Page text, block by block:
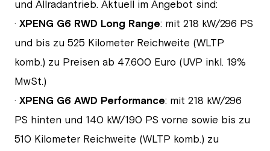
und Allradantrieb. Aktuell im Angebot sind:
· XPENG G6 RWD Long Range: mit 218 kW/296 PS
und bis zu 525 Kilometer Reichweite (WLTP
komb.) zu Preisen ab 47.600 Euro (UVP inkl. 19%
MwSt.)
· XPENG G6 AWD Performance: mit 218 kW/296
PS hinten und 140 kW/190 PS vorne sowie bis zu
510 Kilometer Reichweite (WLTP komb.) zu